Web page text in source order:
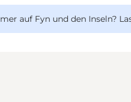
auf Fyn und den Inseln?